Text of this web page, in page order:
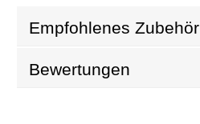
Empfohlenes Zubehör
Bewertungen